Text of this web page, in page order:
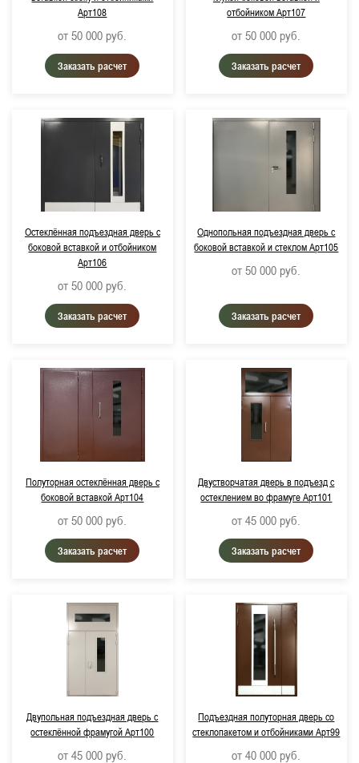
Арт108
от 50 000 руб.
Заказать расчет
отбойником Арт107
от 50 000 руб.
Заказать расчет
Остеклённая подъездная дверь с
боковой вставкой и отбойником
Арт106
от 50 000 руб.
Заказать расчет
Однопольная подъездная дверь с
боковой вставкой и стеклом Арт105
от 50 000 руб.
Заказать расчет
Полуторная остеклённая дверь с
боковой вставкой Арт104
от 50 000 руб.
Заказать расчет
Двустворчатая дверь в подъезд с
остеклением во фрамуге Арт101
от 45 000 руб.
Заказать расчет
Двупольная подъездная дверь с
остеклённой фрамугой Арт100
от 45 000 руб.
Подъездная полуторная дверь со
стеклопакетом и отбойниками Арт99
от 40 000 руб.